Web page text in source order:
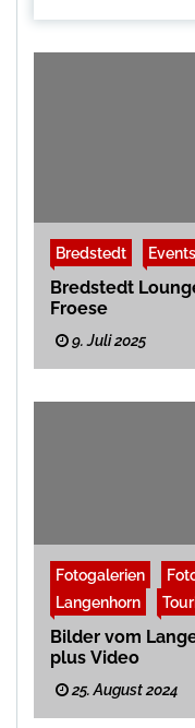
Bredstedt Events
Bredstedt
Froese
9. Juli 2025
Fotogalerien
Langenhorn
Bilder vom
plus Video
25. August 2024